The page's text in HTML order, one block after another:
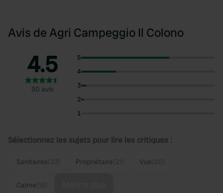
Avis de Agri Campeggio Il Colono
4.5
50 avis
5
4
3
2
1
Sélectionnez les sujets pour lire les critiques :
Sanitaires Propriétaire Vue
Calme